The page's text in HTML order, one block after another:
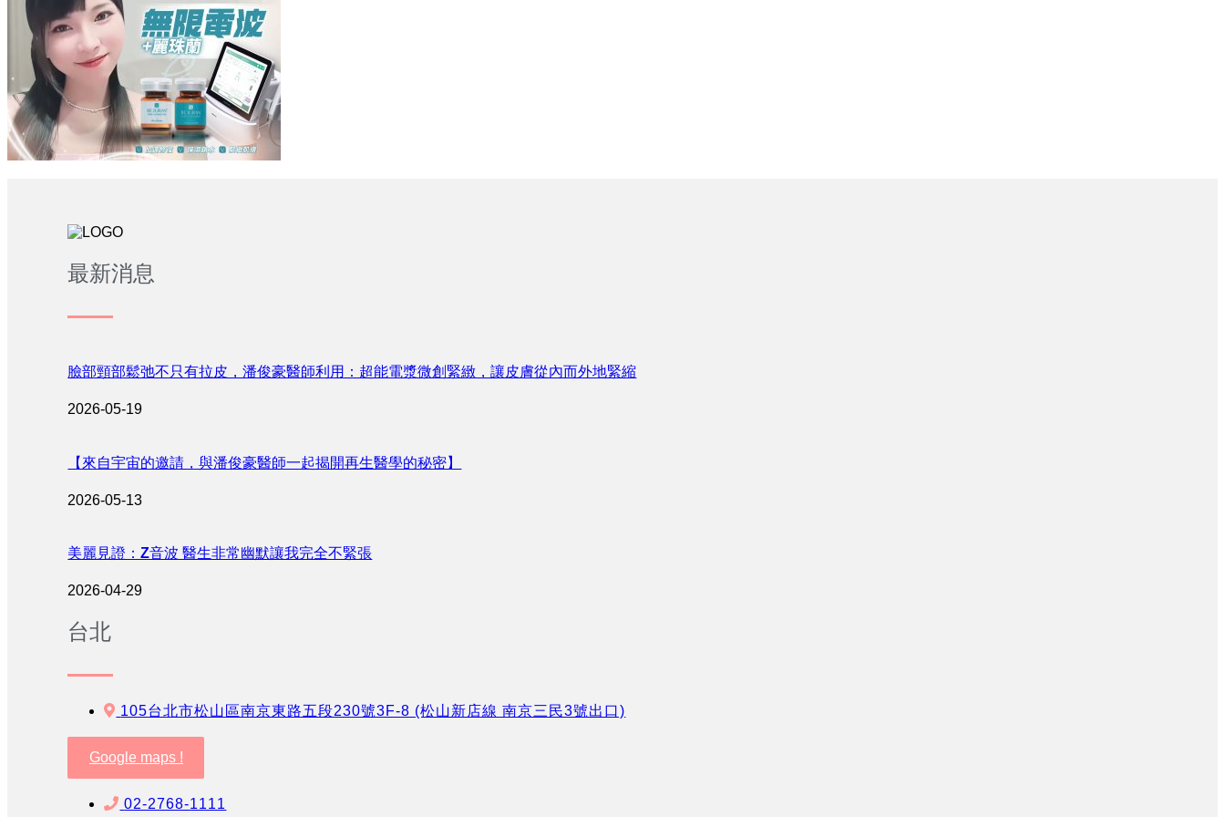
最新消息
臉部頸部鬆弛不只有拉皮，潘俊豪醫師利用：超能電漿微創緊緻，讓皮膚從內而外地緊縮
2026-05-19
【來自宇宙的邀請，與潘俊豪醫師一起揭開再生醫學的秘密】
2026-05-13
美麗見證：Z音波 醫生非常幽默讓我完全不緊張
2026-04-29
台北
105台北市松山區南京東路五段230號3F-8 (松山新店線 南京三民3號出口)
Google maps !
02-2768-1111